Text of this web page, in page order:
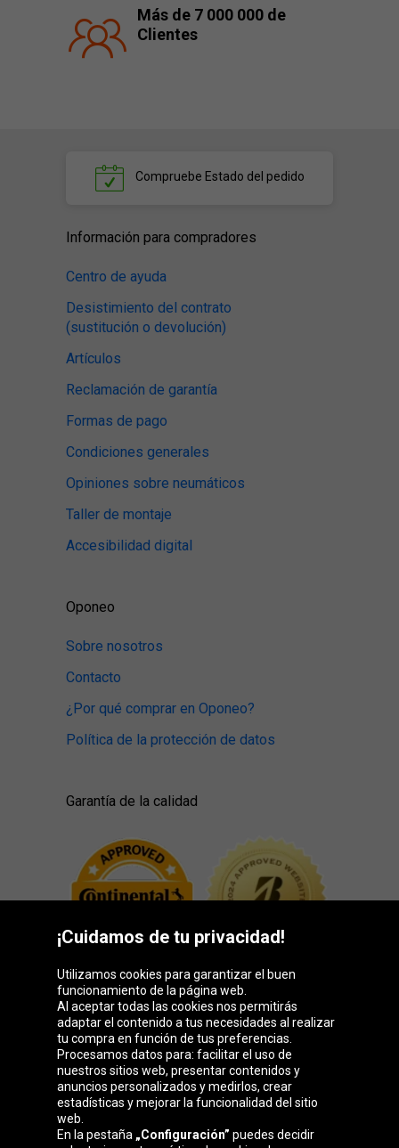
Más de 7 000 000 de
Clientes
Compruebe Estado del pedido
Información para compradores
Centro de ayuda
Desistimiento del contrato
(sustitución o devolución)
Artículos
Reclamación de garantía
Formas de pago
Condiciones generales
Opiniones sobre neumáticos
Taller de montaje
Accesibilidad digital
Oponeo
Sobre nosotros
Contacto
¿Por qué comprar en Oponeo?
Política de la protección de datos
Garantía de la calidad
Grupo Oponeo
Belgique
republika
¡Cuidamos de tu privacidad!
Utilizamos cookies para garantizar el buen
funcionamiento de la página web.
Al aceptar todas las cookies nos permitirás
adaptar el contenido a tus necesidades al realizar
tu compra en función de tus preferencias.
Procesamos datos para: facilitar el uso de
nuestros sitios web, presentar contenidos y
anuncios personalizados y medirlos, crear
estadísticas y mejorar la funcionalidad del sitio
web.
En la pestaña „Configuración” puedes decidir